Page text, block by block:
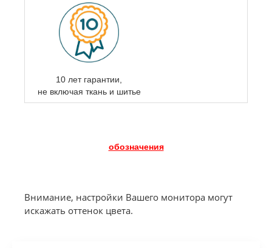
10 лет гарантии,
не включая ткань и шитье
обозначения
Внимание, настройки Вашего монитора могут
искажать оттенок цвета.